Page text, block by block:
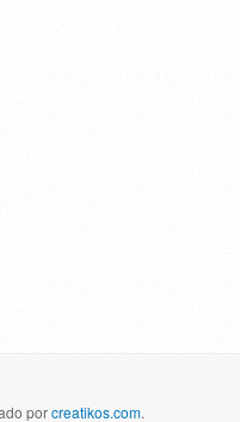
porcreatikos.com.